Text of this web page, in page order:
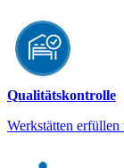
Qualitätskontrolle
Werkstätten erfüllen